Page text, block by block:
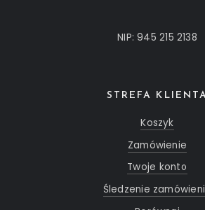
NIP: 945 215 2138
STREFA
Koszyk
Zamówienie
Twoje konto
Śledzenie